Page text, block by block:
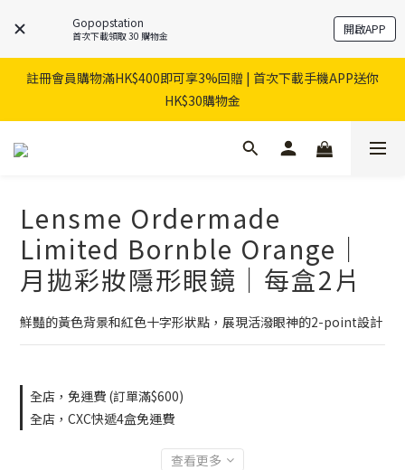
Gopopstation
首次下載領取 30 購物金 開啟APP
註冊會員購物滿HK$400即可享3%回贈 | 首次下載手機APP送你
HK$30購物金
Lensme Ordermade
Limited Bornble Orange｜
月拋彩妝隱形眼鏡｜每盒2片
鮮豔的黃色背景和紅色十字形狀點，展現活潑眼神的2-point設計
全店，免運費 (訂單滿$600)
全店，CXC快遞4盒免運費
查看更多